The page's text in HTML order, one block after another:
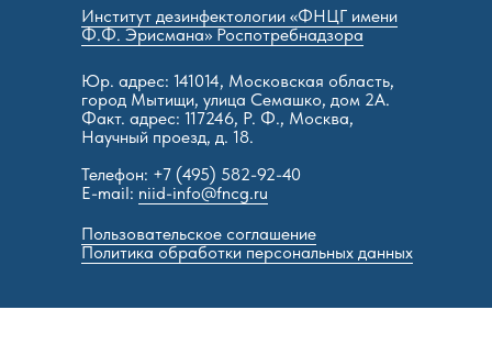
Институт дезинфектологии «ФНЦГ имени
Ф.Ф. Эрисмана» Роспотребнадзора
Телефон: +7 (495) 582-92-40
E-mail: niid-info@fncg.ru
Пользовательское соглашение
Политика обработки персональных данных
Юр. адрес: 141014, Московская область,
город Мытищи, улица Семашко, дом 2А.
Факт. адрес: 117246, Р. Ф., Москва,
Научный проезд, д. 18.